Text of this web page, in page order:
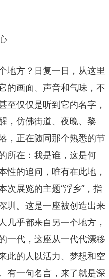
地方？日复一日，从这里
的画面、声音和气味，不
至仅仅是听到它的名字，
，仿佛街道、夜晚、黎
，正在随同那个熟悉的节
所在：我是谁，这是何
性的追问，唯有在此地，
次展览的主题“浮乡”，指
。这是一座被创造出来
几乎都来自另一个地方，
一代，这座从一代代漂移
此的人以活力、梦想和空
有一句名言，来了就是深